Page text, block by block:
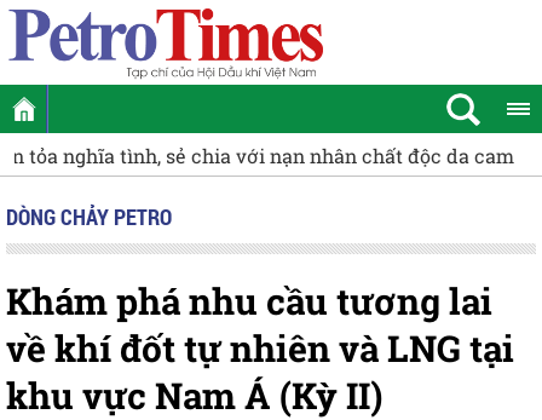
[VIDEO] Petrovietnam chung tay xây dựng Trường
DÒNG CHẢY PETRO
Khám phá nhu cầu tương lai
về khí đốt tự nhiên và LNG tại
khu vực Nam Á (Kỳ II)